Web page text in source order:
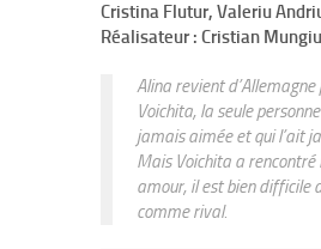
Cristina Flutur, Valeriu
Réalisateur : Cristian Mungiu
Alina revient
Voichita, la seule
jamais aimée et qui l’ait
Mais Voichita a rencontré
amour, il est bien difficile
comme rival.